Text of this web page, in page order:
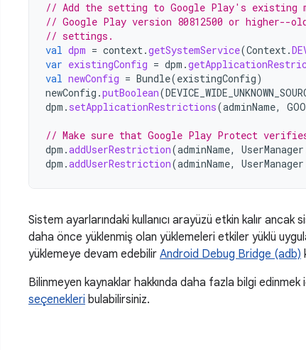
// Add the setting to Google Play's existing
// Google Play version 80812500 or higher--
// settings.
val dpm = context.getSystemService(Context.
var existingConfig = dpm .
val newConfig = Bundle(existingConfig)
newConfig .putBoolean(
dpm . setApplicationRestrictions(adminName,
// Make sure that Google Play Protect
dpm .addUserRestriction(adminName, UserManager
dpm .addUserRestriction(adminName, UserManager
Sistem ayarlarındaki kullanıcı arayüzü etkin kalır ancak
daha önce yüklenmiş olan yüklemeleri etkiler yüklü
yüklemeye devam edebilir Android Debug Bridge (adb)
Bilinmeyen kaynaklar hakkında daha fazla bilgi edinmek
seçenekleri bulabilirsiniz.